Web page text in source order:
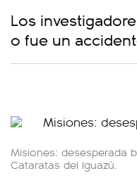
Los
o fue un
Misiones: desesperada
Cataratas del Iguazú.